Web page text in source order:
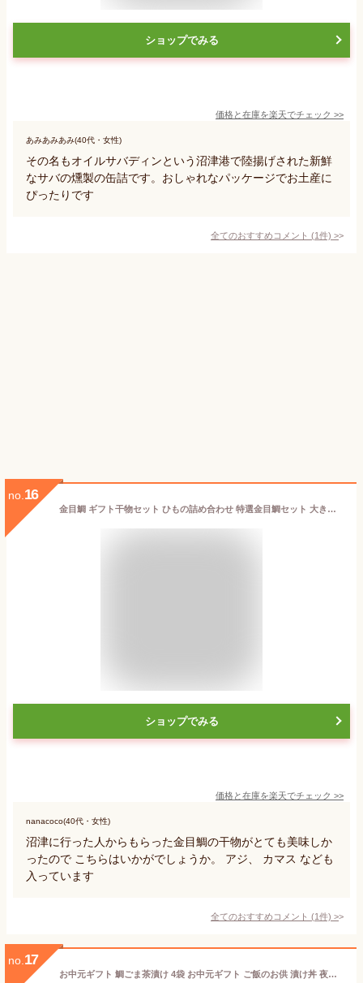
ショップでみる
価格と在庫を楽天でチェック >>
あみあみあみ(40代・女性)
その名もオイルサバディンという沼津港で陸揚げされた新鮮
なサバの燻製の缶詰です。おしゃれなパッケージでお土産に
ぴったりです
全てのおすすめコメント (1件) >
no. 16
金目鯛 ギフト干物セット ひもの詰め合わせ 特選金目鯛セット 大きな金目鯛、あじ、かます 感謝したい 祝いたい 無添加 送料無料 静岡 沼津
ショップでみる
価格と在庫を楽天でチェック >>
nanacoco(40代・女性)
沼津に行った人からもらった金目鯛の干物がとても美味しか
ったので こちらはいかがでしょうか。 アジ、 カマス なども
入っています
全てのおすすめコメント (1件) >
no. 17
お中元ギフト 鯛ごま茶漬け 4袋 お中元ギフト ご飯のお供 漬け丼 夜食 お手軽ギフト 鯛 タイ 真鯛 マダイ お茶漬け 茶漬け 鯛茶漬け お返し お礼 お取り寄せグルメ 高級 ギフト 海鮮 贈り物 海鮮ギフト 内祝 お祝い 御祝ギフト プレゼント 沼津産 お中元